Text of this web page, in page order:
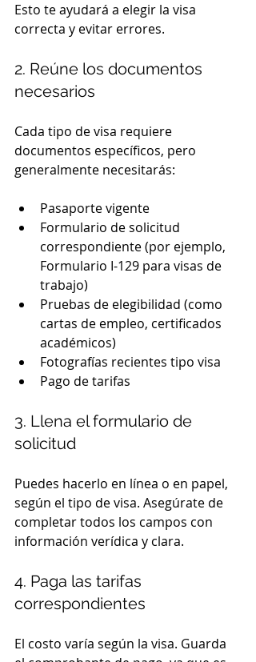
Esto te ayudará a elegir la visa
correcta y evitar errores.
2. Reúne los documentos
necesarios
Cada tipo de visa requiere
documentos específicos, pero
generalmente necesitarás:
Pasaporte vigente
Formulario de solicitud
correspondiente (por ejemplo,
Formulario I-129 para visas de
trabajo)
Pruebas de elegibilidad (como
cartas de empleo, certificados
académicos)
Fotografías recientes tipo visa
Pago de tarifas
3. Llena el formulario de
solicitud
Puedes hacerlo en línea o en papel,
según el tipo de visa. Asegúrate de
completar todos los campos con
información verídica y clara.
4. Paga las tarifas
correspondientes
El costo varía según la visa. Guarda